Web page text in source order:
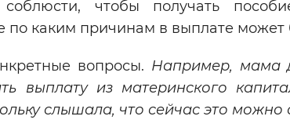
соблюсти, чтобы получать
по каким причинам в выплате может
вопросы. Например, мама
выплату из материнского
слышала, что сейчас это можно